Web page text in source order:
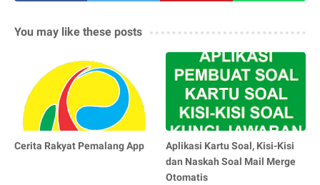
You may like these posts
Cerita Rakyat Pemalang App
Aplikasi Kartu Soal, Kisi-Kisi
dan Naskah Soal Mail Merge
Otomatis